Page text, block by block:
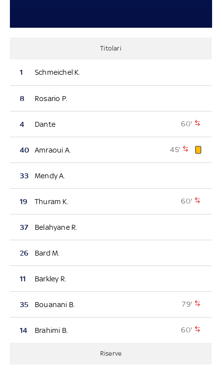
Titolari
1 Schmeichel K.
8 Rosario P.
4 Dante 60'
40 Amraoui A. 45'
33 Mendy A.
19 Thuram K. 60'
37 Belahyane R.
26 Bard M.
11 Barkley R.
35 Bouanani B. 79'
14 Brahimi B. 60'
Riserve